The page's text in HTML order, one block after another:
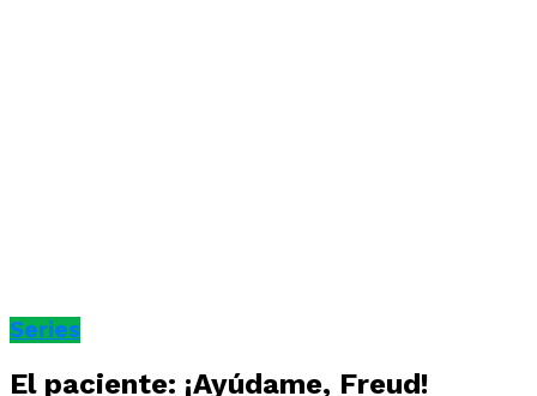
Series
El paciente: ¡Ayúdame, Freud!